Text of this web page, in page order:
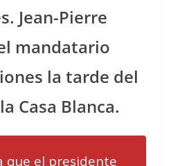
Jean-Pierre
mandatario
la tarde del
Casa Blanca.
que el presidente